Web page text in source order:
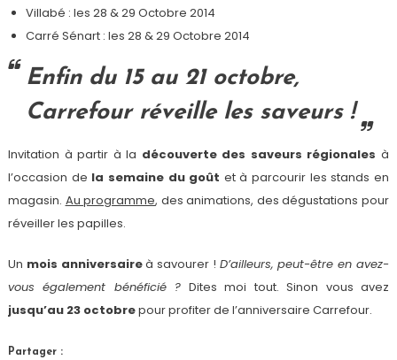
Villabé : les 28 & 29 Octobre 2014
Carré Sénart : les 28 & 29 Octobre 2014
Enfin du 15 au 21 octobre,
Carrefour réveille les saveurs !
Invitation à partir à la découverte des saveurs régionales à
l’occasion de la semaine du goût et à parcourir les stands en
magasin. Au programme, des animations, des dégustations pour
réveiller les papilles.
Un mois anniversaireà savourer ! D’ailleurs, peut-être en avez-
vous également bénéficié ? Dites moi tout. Sinon vous avez
jusqu’au 23 octobrepour profiter de l’anniversaire Carrefour.
Partager :